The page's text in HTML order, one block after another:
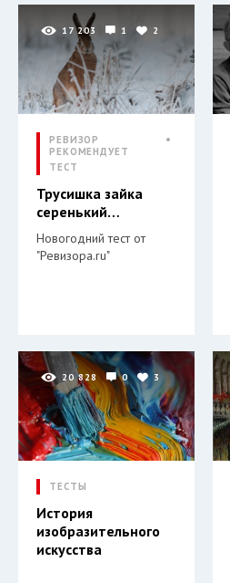
17 203 1 2
РЕВИЗОР
РЕКОМЕНДУЕТ
ТЕСТ
Трусишка зайка
серенький…
Новогодний тест от
"Ревизора.ru"
20 828 0 3
ТЕСТЫ
История
изобразительного
искусства